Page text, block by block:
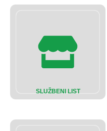
SLUŽBENI LIST